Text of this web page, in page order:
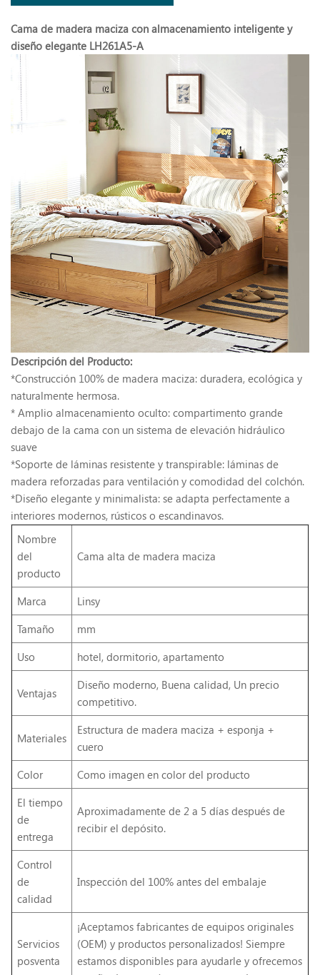
Cama de madera maciza con almacenamiento inteligente y
diseño elegante LH261A5-A
Descripción del Producto:
*Construcción 100% de madera maciza: duradera, ecológica y
naturalmente hermosa.
* Amplio almacenamiento oculto: compartimento grande
debajo de la cama con un sistema de elevación hidráulico
suave
*Soporte de láminas resistente y transpirable: láminas de
madera reforzadas para ventilación y comodidad del colchón.
*Diseño elegante y minimalista: se adapta perfectamente a
interiores modernos, rústicos o escandinavos.
Nombre
del
producto
Cama alta de madera maciza
Marca
Linsy
Tamaño
mm
Uso
hotel, dormitorio, apartamento
Ventajas
Diseño moderno, Buena calidad, Un precio
competitivo.
Materiales
Estructura de madera maciza + esponja +
cuero
Color
Como imagen en color del producto
El tiempo
de
entrega
Aproximadamente de 2 a 5 días después de
recibir el depósito.
Control
de
calidad
Inspección del 100% antes del embalaje
Servicios
posventa
¡Aceptamos fabricantes de equipos originales
(OEM) y productos personalizados! Siempre
estamos disponibles para ayudarle y ofrecemos